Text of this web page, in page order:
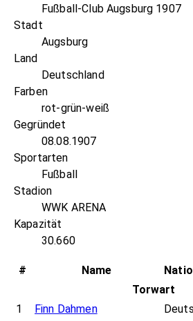
Fußball-Club Augsburg 1907
Stadt
Augsburg
Land
Deutschland
Farben
rot-grün-weiß
Gegründet
08.08.1907
Sportarten
Fußball
Stadion
WWK ARENA
Kapazität
30.660
# Name
Torwart
1
Finn Dahmen